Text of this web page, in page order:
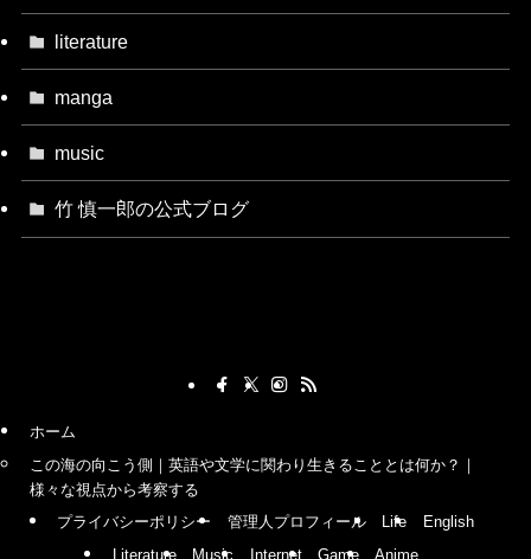
literature
manga
music
竹 慎一郎の公式ブログ
ホーム
この海の向こう側｜英語や文学に関わり生きることとは何か？｜
様々な視点から考察する
プライバシーポリシー
管理人プロフィール Life
English
Literature
Music Internet Game Anime